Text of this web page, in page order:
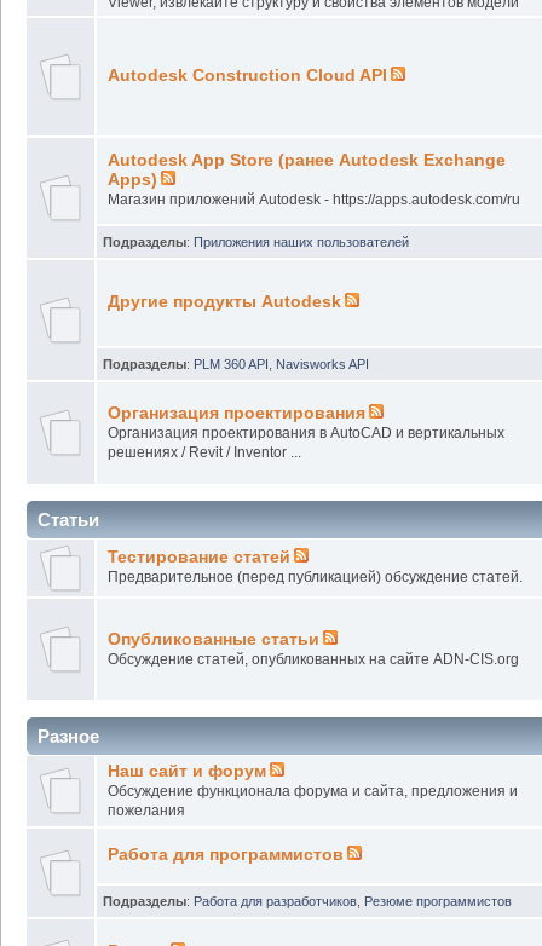
Autodesk Construction Cloud API
Autodesk App Store (ранее Autodesk Exchange
Apps)
Магазин приложений Autodesk - https://apps.autodesk.com/ru
Подразделы: Приложения наших пользователей
Другие продукты Autodesk
Подразделы: PLM 360 API Navisworks API
Организация проектирования
Организация проектирования в AutoCAD и вертикальных
решениях / Revit / Inventor ...
Статьи
Тестирование статей
Предварительное (перед публикацией) обсуждение статей.
Опубликованные статьи
Обсуждение статей, опубликованных на сайте ADN-CIS.org
Разное
Наш сайт и форум
Обсуждение функционала форума и сайта, предложения и
пожелания
Работа для программистов
Подразделы: Работа для разработчиков Резюме программистов